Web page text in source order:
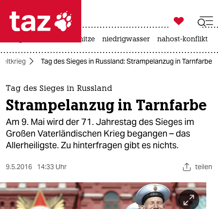
 taz zahl ich
taz zahl ich
themen
politik
öko
gesellschaft
sport

taz zahl ich
hitze niedrigwasser nahost-konflikt
Tag des Sieges in Russland: Strampelanzug in Tarnfarbe
Tag des Sieges in Russland
Strampelanzug in Tarnfarbe
Am 9. Mai wird der 71. Jahrestag des Sieges im
Großen Vaterländischen Krieg begangen – das
Allerheiligste. Zu hinterfragen gibt es nichts.
9.5.2016 14:33 Uhr teilen